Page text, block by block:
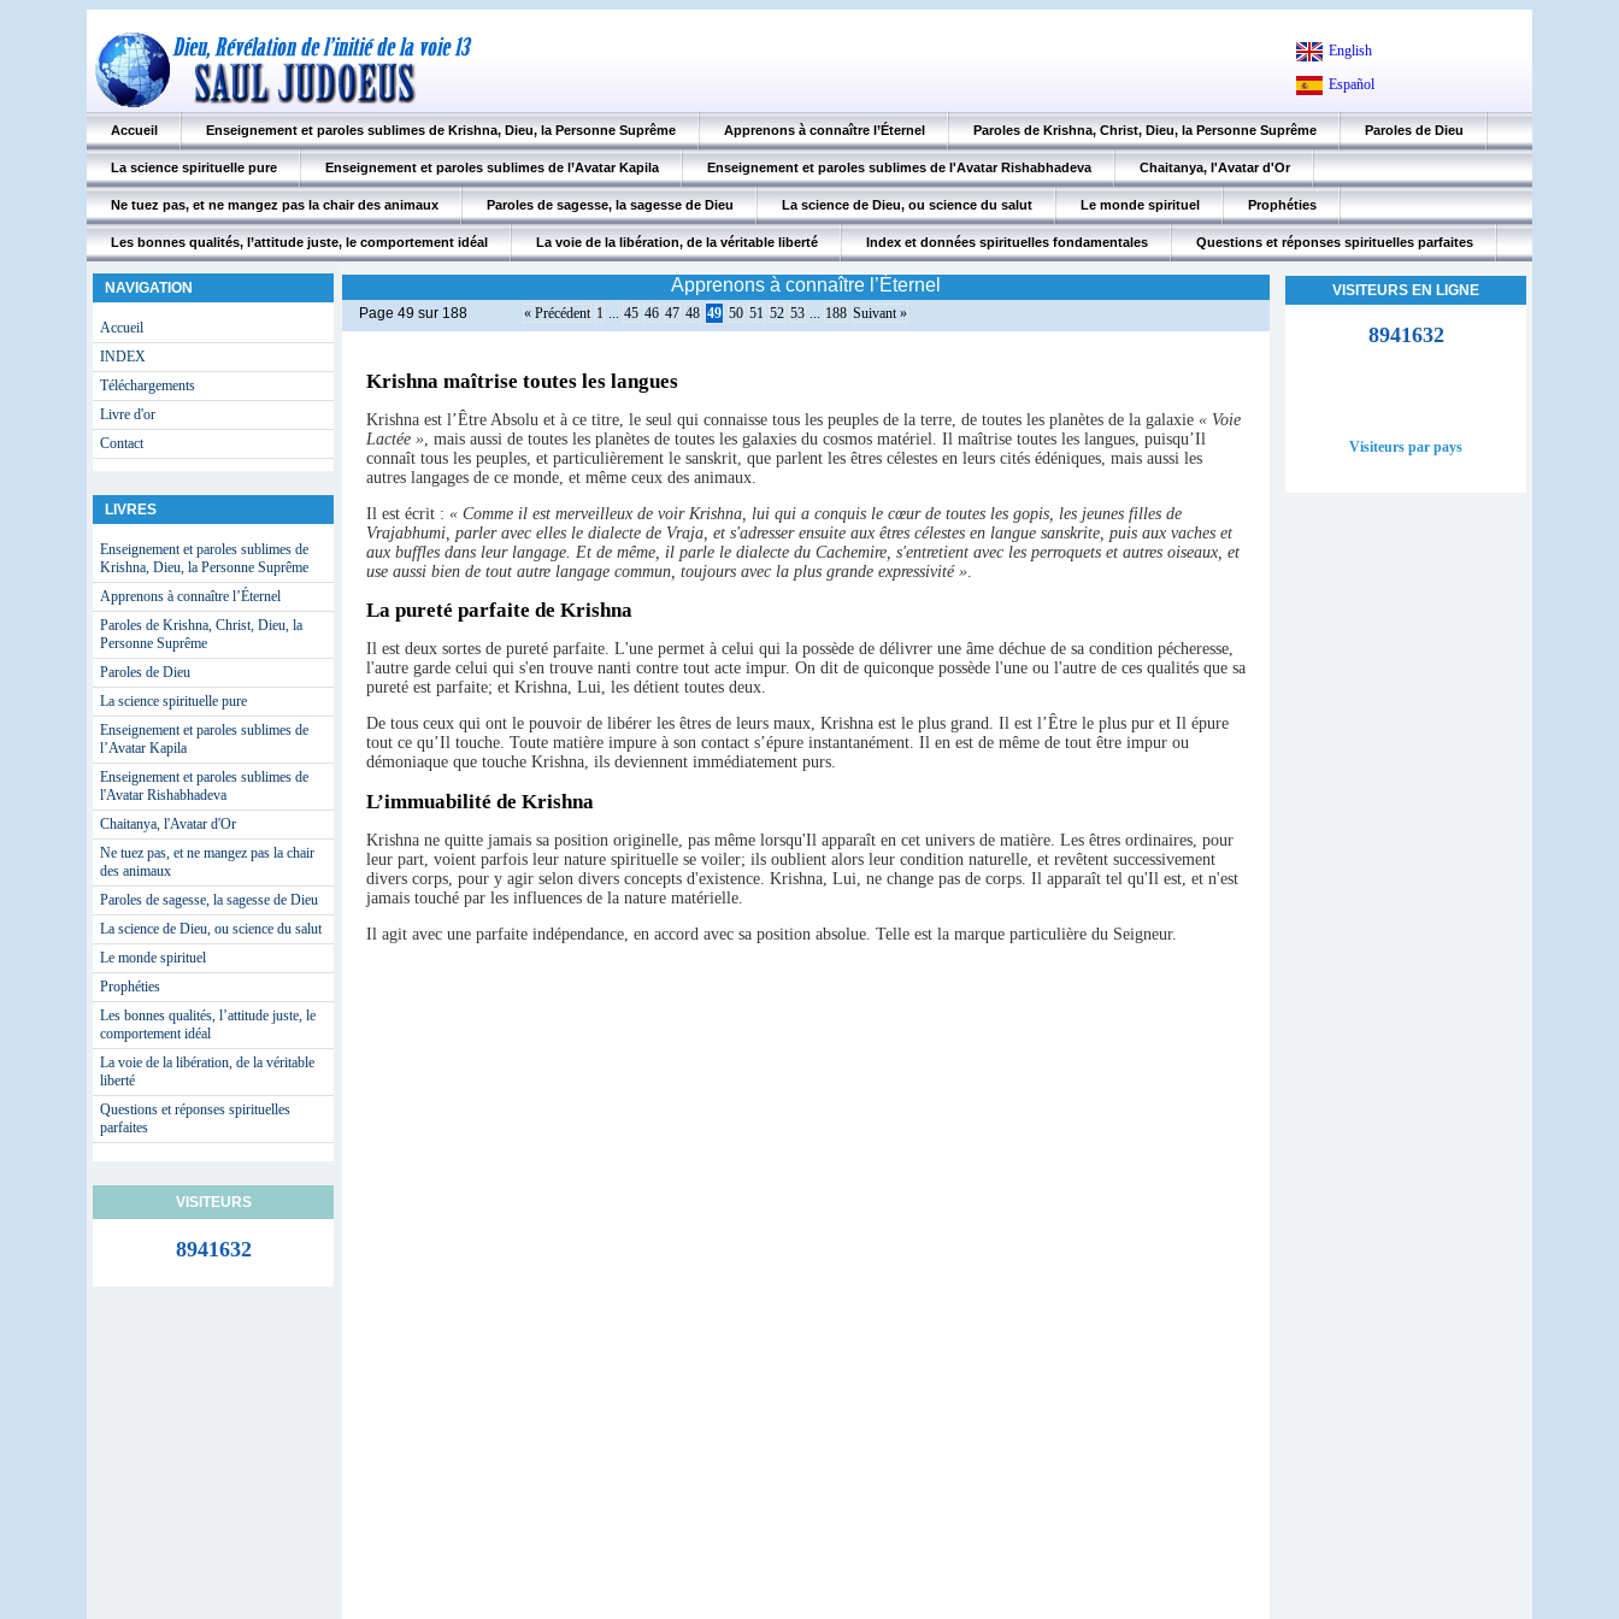
English
Español
Apprenons à connaître l’Éternel
Page 49 sur 188 « Précédent 1 ... 45 46 47 48 49 50 51 52 53 ... 188 Suivant »
Krishna maîtrise toutes les langues
Krishna est l’Être Absolu et à ce titre, le seul qui connaisse tous les peuples de la terre, de toutes les planètes de la galaxie « Voie
Lactée », mais aussi de toutes les planètes de toutes les galaxies du cosmos matériel. Il maîtrise toutes les langues, puisqu’Il
connaît tous les peuples, et particulièrement le sanskrit, que parlent les êtres célestes en leurs cités édéniques, mais aussi les
autres langages de ce monde, et même ceux des animaux.
Il est écrit : « Comme il est merveilleux de voir Krishna, lui qui a conquis le cœur de toutes les gopis, les jeunes filles de
Vrajabhumi, parler avec elles le dialecte de Vraja, et s'adresser ensuite aux êtres célestes en langue sanskrite, puis aux vaches et
aux buffles dans leur langage. Et de même, il parle le dialecte du Cachemire, s'entretient avec les perroquets et autres oiseaux, et
use aussi bien de tout autre langage commun, toujours avec la plus grande expressivité ».
La pureté parfaite de Krishna
Il est deux sortes de pureté parfaite. L'une permet à celui qui la possède de délivrer une âme déchue de sa condition pécheresse,
l'autre garde celui qui s'en trouve nanti contre tout acte impur. On dit de quiconque possède l'une ou l'autre de ces qualités que sa
pureté est parfaite; et Krishna, Lui, les détient toutes deux.
De tous ceux qui ont le pouvoir de libérer les êtres de leurs maux, Krishna est le plus grand. Il est l’Être le plus pur et Il épure
tout ce qu’Il touche. Toute matière impure à son contact s’épure instantanément. Il en est de même de tout être impur ou
démoniaque que touche Krishna, ils deviennent immédiatement purs.
L’immuabilité de Krishna
Krishna ne quitte jamais sa position originelle, pas même lorsqu'Il apparaît en cet univers de matière. Les êtres ordinaires, pour
leur part, voient parfois leur nature spirituelle se voiler; ils oublient alors leur condition naturelle, et revêtent successivement
divers corps, pour y agir selon divers concepts d'existence. Krishna, Lui, ne change pas de corps. Il apparaît tel qu'Il est, et n'est
jamais touché par les influences de la nature matérielle.
Il agit avec une parfaite indépendance, en accord avec sa position absolue. Telle est la marque particulière du Seigneur.
Accueil Enseignement et paroles sublimes de Krishna, Dieu, la Personne Suprême Apprenons à connaître l’Éternel Paroles de Krishna, Christ, Dieu, la Personne Suprême Paroles de Dieu
La science spirituelle pure Enseignement et paroles sublimes de l’Avatar Kapila Enseignement et paroles sublimes de l'Avatar Rishabhadeva Chaitanya, l'Avatar d'Or
Ne tuez pas, et ne mangez pas la chair des animaux Paroles de sagesse, la sagesse de Dieu La science de Dieu, ou science du salut Le monde spirituel Prophéties
Les bonnes qualités, l’attitude juste, le comportement idéal La voie de la libération, de la véritable liberté Index et données spirituelles fondamentales Questions et réponses spirituelles parfaites
NAVIGATION
Accueil
INDEX
Téléchargements
Livre d'or
Contact
LIVRES
Enseignement et paroles sublimes de
Krishna, Dieu, la Personne Suprême
Apprenons à connaître l’Éternel
Paroles de Krishna, Christ, Dieu, la
Personne Suprême
Paroles de Dieu
La science spirituelle pure
Enseignement et paroles sublimes de
l’Avatar Kapila
Enseignement et paroles sublimes de
l'Avatar Rishabhadeva
Chaitanya, l'Avatar d'Or
Ne tuez pas, et ne mangez pas la chair
des animaux
Paroles de sagesse, la sagesse de Dieu
La science de Dieu, ou science du salut
Le monde spirituel
Prophéties
Les bonnes qualités, l’attitude juste, le
comportement idéal
La voie de la libération, de la véritable
liberté
Questions et réponses spirituelles
parfaites
VISITEURS
8941632
VISITEURS EN LIGNE
8941632
Visiteurs par pays